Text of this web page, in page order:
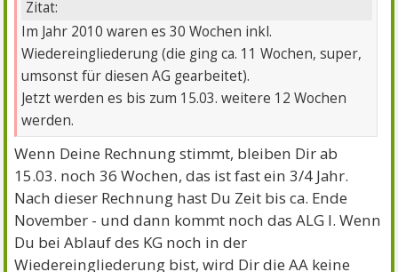
Zitat:
Im Jahr 2010 waren es 30 Wochen inkl.
Wiedereingliederung (die ging ca. 11 Wochen, super,
umsonst für diesen AG gearbeitet).
Jetzt werden es bis zum 15.03. weitere 12 Wochen
werden.
Wenn Deine Rechnung stimmt, bleiben Dir ab
15.03. noch 36 Wochen, das ist fast ein 3/4 Jahr.
Nach dieser Rechnung hast Du Zeit bis ca. Ende
November - und dann kommt noch das ALG I. Wenn
Du bei Ablauf des KG noch in der
Wiedereingliederung bist, wird Dir die AA keine